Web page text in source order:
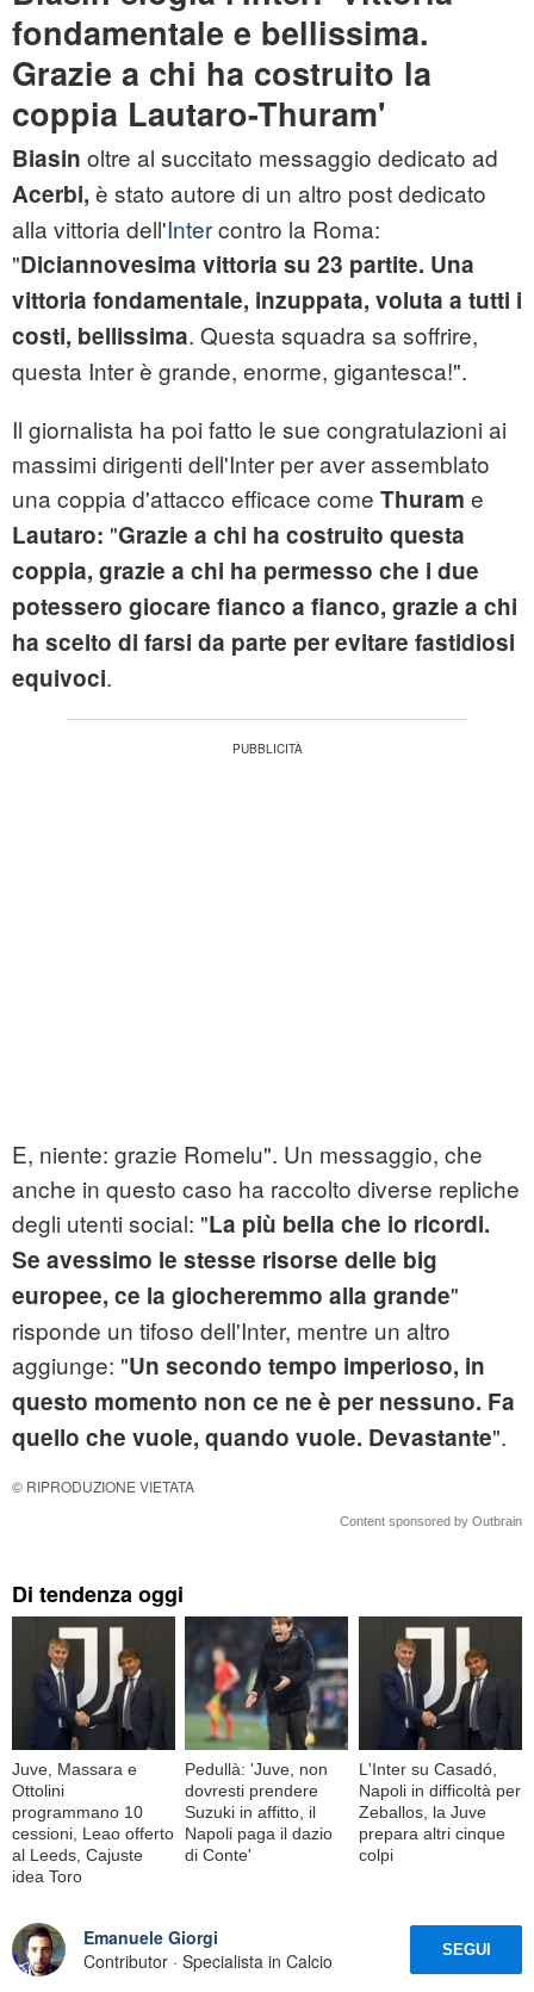
fondamentale e bellissima.
Grazie a chi ha costruito la
coppia Lautaro-Thuram'
Biasin oltre al succitato messaggio dedicato ad
Acerbi, è stato autore di un altro post dedicato
alla vittoria dell'Intercontro la Roma:
"Diciannovesima vittoria su 23 partite. Una
vittoria fondamentale, inzuppata, voluta a tutti i
costi, bellissima. Questa squadra sa soffrire,
questa Inter è grande, enorme, gigantesca!".
Il giornalista ha poi fatto le sue congratulazioni ai
massimi dirigenti dell'Inter per aver assemblato
una coppia d'attacco efficace come Thuram e
Lautaro: "Grazie a chi ha costruito questa
coppia, grazie a chi ha permesso che i due
potessero giocare fianco a fianco, grazie a chi
ha scelto di farsi da parte per evitare fastidiosi
equivoci.
E, niente: grazie Romelu". Un messaggio, che
anche in questo caso ha raccolto diverse repliche
degli utenti social: "La più bella che io ricordi.
Se avessimo le stesse risorse delle big
europee, ce la giocheremmo alla grande"
risponde un tifoso dell'Inter, mentre un altro
aggiunge: "Un secondo tempo imperioso, in
questo momento non ce ne è per nessuno. Fa
quello che vuole, quando vuole. Devastante".
© RIPRODUZIONE VIETATA
Content sponsored by Outbrain
Di tendenza oggi
Juve, Massara e
Ottolini
programmano 10
cessioni, Leao offerto
al Leeds, Cajuste
idea Toro
Pedullà: 'Juve, non
dovresti prendere
Suzuki in affitto, il
Napoli paga il dazio
di Conte'
L'Inter su Casadó,
Napoli in difficoltà per
Zeballos, la Juve
prepara altri cinque
colpi
Emanuele Giorgi
Contributor · Specialista in Calcio
SEGUI